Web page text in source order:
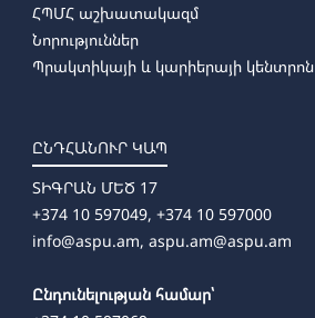
ՀՊՄՀ աշխատակազմ
Նորություններ
Պրակտիկայի և կարիերայի կենտրոն
ԸՆԴՀԱՆՈՒՐ ԿԱՊ
ՏԻԳՐԱՆ ՄԵԾ 17
+374 10 597049, +374 10 597000
info@aspu.am, aspu.am@aspu.am
Ընդունելության համար՝